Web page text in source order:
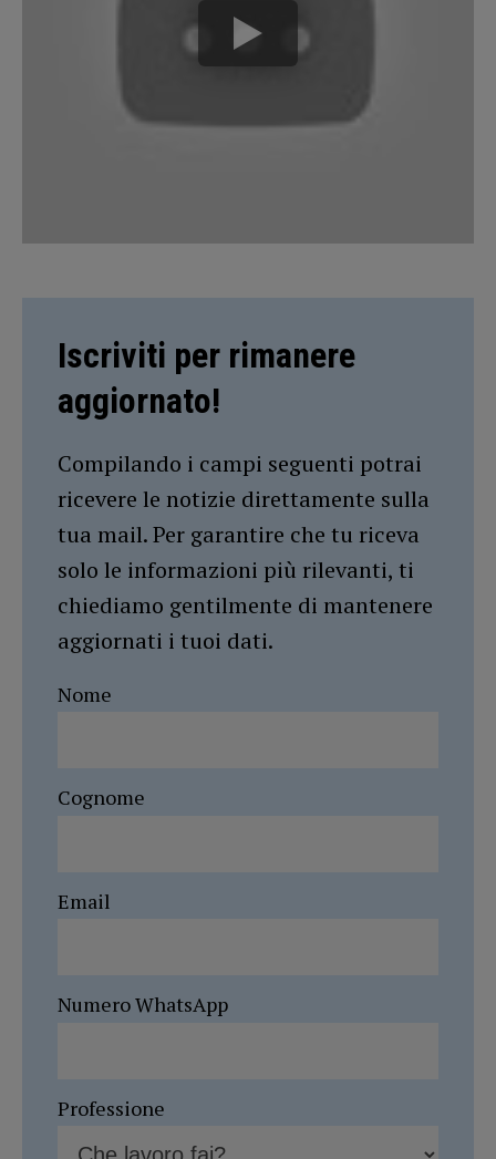
Iscriviti per rimanere
aggiornato!
Compilando i campi seguenti potrai
ricevere le notizie direttamente sulla
tua mail. Per garantire che tu riceva
solo le informazioni più rilevanti, ti
chiediamo gentilmente di mantenere
aggiornati i tuoi dati.
Nome
Cognome
Email
Numero WhatsApp
Professione